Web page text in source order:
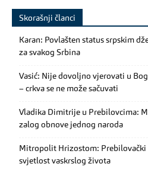
Skorašnji članci
Karan: Povlašten status srpskim
za svakog Srbina
Vasić: Nije dovoljno vjerovati u
– crkva se ne može sačuvati
Vladika Dimitrije u Prebilovcima:
zalog obnove jednog naroda
Mitropolit Hrizostom: Prebilovački
svjetlost vaskrslog života